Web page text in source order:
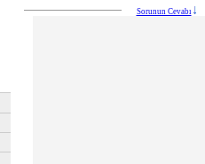
Sorunun Cevabı